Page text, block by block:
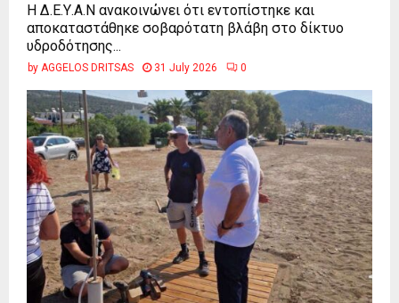
Η Δ.Ε.Υ.Α.Ν ανακοινώνει ότι εντοπίστηκε και
αποκαταστάθηκε σοβαρότατη βλάβη στο δίκτυο
υδροδότησης...
by AGGELOS DRITSAS 31 July 2026 0